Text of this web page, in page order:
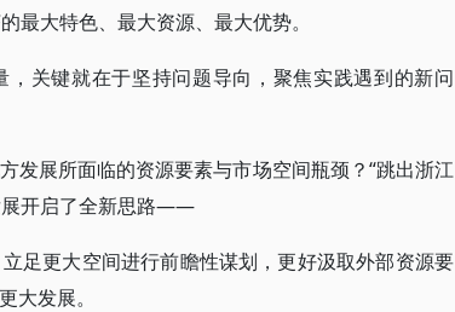
最大特色、最大资源、最大优势。
关键就在于坚持问题导向，聚焦实践遇到的新问
发展所面临的资源要素与市场空间瓶颈？“跳出浙江
展开启了全新思路——
足更大空间进行前瞻性谋划，更好汲取外部资源要
大发展。